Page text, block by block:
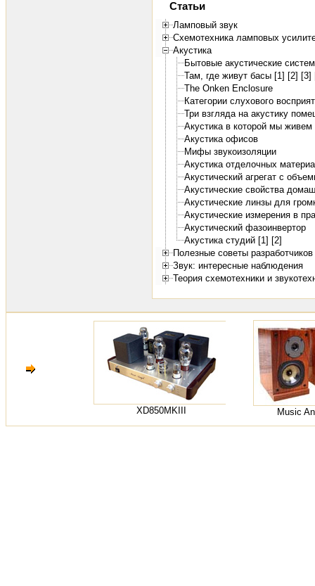
Статьи
Ламповый звук
Схемотехника ламповых
Акустика
Бытовые акустические
Там, где живут басы [1] [2] [3]
The Onken Enclosure
Категории слухового
Три взгляда на акустику
Акустика в которой мы живем
Акустика офисов
Мифы звукоизоляции
Акустика отделочных
Акустический агрегат с
Акустические свойства
Акустические линзы для
Акустические измерения в
Акустический фазоинвертор
Акустика студий [1] [2]
Полезные советы
Звук: интересные наблюдения
Теория схемотехники и
XD850MKIII Music